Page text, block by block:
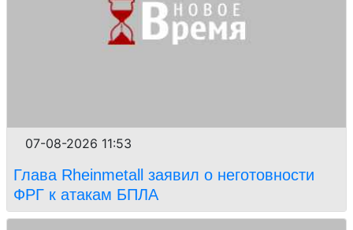
07-08-2026 11:53
Глава Rheinmetall заявил о неготовности
ФРГ к атакам БПЛА